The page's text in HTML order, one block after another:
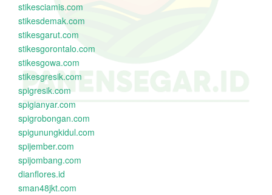
stikesciamis.com
stikesdemak.com
stikesgarut.com
stikesgorontalo.com
stikesgowa.com
stikesgresik.com
spigresik.com
spigianyar.com
spigrobongan.com
spigunungkidul.com
spijember.com
spijombang.com
dianflores.id
sman48jkt.com